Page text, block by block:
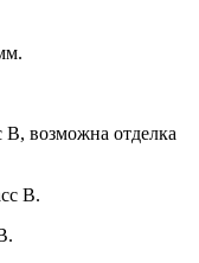
В, возможна отделка
В.